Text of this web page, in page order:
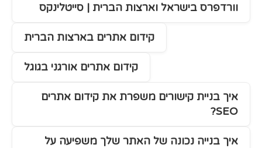
וורדפרס בישראל וארצות הברית | סייטלינקס
קידום אתרים בארצות הברית
קידום אתרים אורגני בגוגל
איך בניית קישורים משפרת את קידום אתרים
SEO?
איך בנייה נכונה של האתר שלך משפיעה על